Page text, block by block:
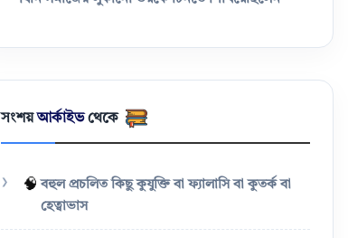
সংশয়আর্কাইভথেকে
🧠 বহুল প্রচলিত কিছু কুযুক্তি বা ফ্যালাসি বা কুতর্ক বা
হেত্বাভাস